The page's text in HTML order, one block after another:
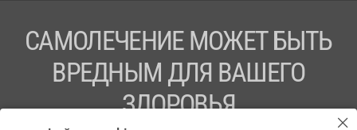
САМОЛЕЧЕНИЕ МОЖЕТ БЫТЬ
ВРЕДНЫМ ДЛЯ ВАШЕГО
ЗДОРОВЬЯ